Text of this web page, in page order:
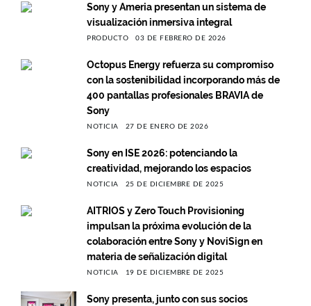
Sony y Ameria presentan un sistema de
visualización inmersiva integral
PRODUCTO 03 DE FEBRERO DE 2026
Octopus Energy refuerza su compromiso
con la sostenibilidad incorporando más de
400 pantallas profesionales BRAVIA de
Sony
NOTICIA 27 DE ENERO DE 2026
Sony en ISE 2026: potenciando la
creatividad, mejorando los espacios
NOTICIA 25 DE DICIEMBRE DE 2025
AITRIOS y Zero Touch Provisioning
impulsan la próxima evolución de la
colaboración entre Sony y NoviSign en
materia de señalización digital
NOTICIA 19 DE DICIEMBRE DE 2025
Sony presenta, junto con sus socios